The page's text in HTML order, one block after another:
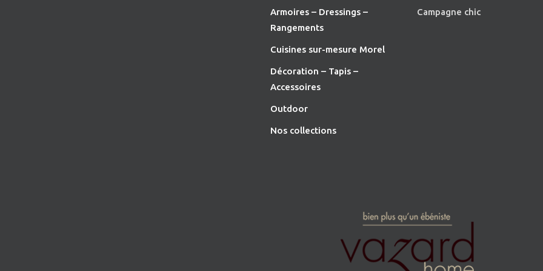
Armoires – Dressings –
Rangements
Cuisines sur-mesure Morel
Décoration – Tapis –
Accessoires
Outdoor
Nos collections
Campagne chic